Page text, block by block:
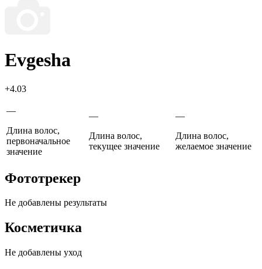
Evgesha
+4.03
—
Длина волос,
первоначальное
значение
—
Длина волос,
текущее значение
—
Длина волос,
желаемое значение
Фототрекер
Не добавлены результаты
Косметичка
Не добавлены уход